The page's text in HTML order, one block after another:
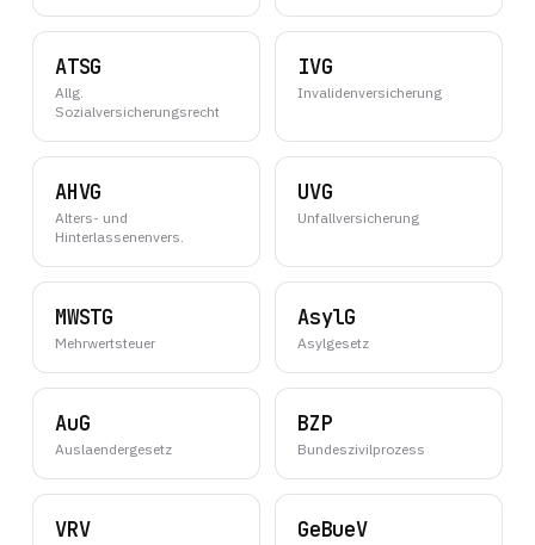
ATSG
Allg.
Sozialversicherungsrecht
IVG
Invalidenversicherung
AHVG
Alters- und
Hinterlassenenvers.
UVG
Unfallversicherung
MWSTG
Mehrwertsteuer
AsylG
Asylgesetz
AuG
Auslaendergesetz
BZP
Bundeszivilprozess
VRV GeBueV